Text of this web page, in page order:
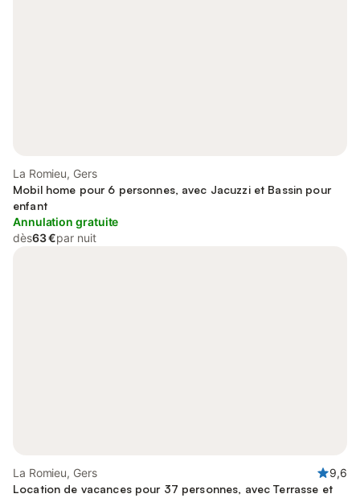
La Romieu, Gers
Mobil home pour 6 personnes, avec Jacuzzi et Bassin pour
enfant
Annulation gratuite
dès63 €par nuit
La Romieu, Gers
9,6
Location de vacances pour 37 personnes, avec Terrasse et